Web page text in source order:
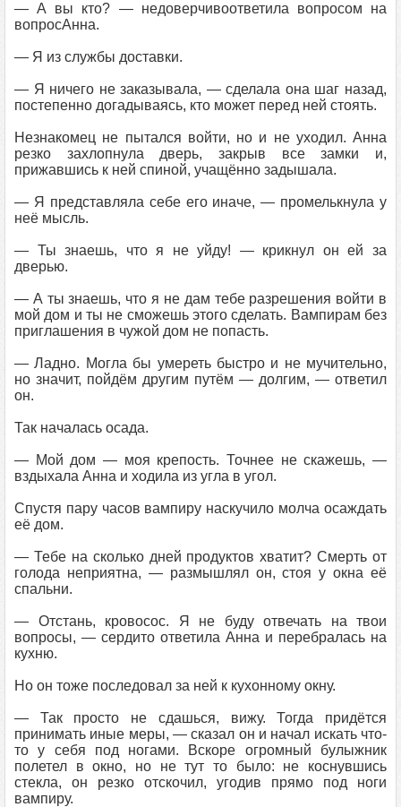
— А вы кто? — недоверчивоответила вопросом на
вопросАнна.
— Я из службы доставки.
— Я ничего не заказывала, — сделала она шаг назад,
постепенно догадываясь, кто может перед ней стоять.
Незнакомец не пытался войти, но и не уходил. Анна
резко захлопнула дверь, закрыв все замки и,
прижавшись к ней спиной, учащённо задышала.
— Я представляла себе его иначе, — промелькнула у
неё мысль.
— Ты знаешь, что я не уйду! — крикнул он ей за
дверью.
— А ты знаешь, что я не дам тебе разрешения войти в
мой дом и ты не сможешь этого сделать. Вампирам без
приглашения в чужой дом не попасть.
— Ладно. Могла бы умереть быстро и не мучительно,
но значит, пойдём другим путём — долгим, — ответил
он.
Так началась осада.
— Мой дом — моя крепость. Точнее не скажешь, —
вздыхала Анна и ходила из угла в угол.
Спустя пару часов вампиру наскучило молча осаждать
её дом.
— Тебе на сколько дней продуктов хватит? Смерть от
голода неприятна, — размышлял он, стоя у окна её
спальни.
— Отстань, кровосос. Я не буду отвечать на твои
вопросы, — сердито ответила Анна и перебралась на
кухню.
Но он тоже последовал за ней к кухонному окну.
— Так просто не сдашься, вижу. Тогда придётся
принимать иные меры, — сказал он и начал искать что-
то у себя под ногами. Вскоре огромный булыжник
полетел в окно, но не тут то было: не коснувшись
стекла, он резко отскочил, угодив прямо под ноги
вампиру.